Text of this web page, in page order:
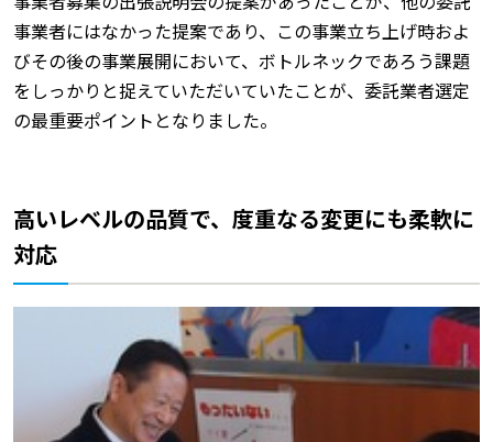
事業者にはなかった提案であり、この事業立ち上げ時およ
びその後の事業展開において、ボトルネックであろう課題
をしっかりと捉えていただいていたことが、委託業者選定
の最重要ポイントとなりました。
高いレベルの品質で、度重なる変更にも柔軟に
対応